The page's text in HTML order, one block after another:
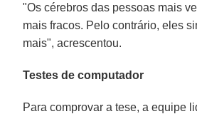
"Os cérebros das pessoas mais
mais fracos. Pelo contrário, eles
mais", acrescentou.
Testes de computador
Para comprovar a tese, a equipe